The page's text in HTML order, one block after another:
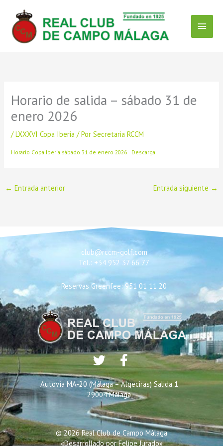
contenido
Menú
Horario de salida – sábado 31 de
enero 2026
/LXXXVI Copa Iberia / PorSecretaria RCCM
Horario Copa Iberia sábado 31 de enero 2026 Descarga
← Entrada anterior Entrada siguiente →
club@rccm-golf.com
Tel.: +34 952 37 66 77
Reservas Greenfee: 951 01 11 20
Autovía MA-20 (Málaga – Algeciras) Salida 1
29004 Málaga
© 2026 Real Club de Campo Málaga
«Desarrollado porFelipe Jurado»